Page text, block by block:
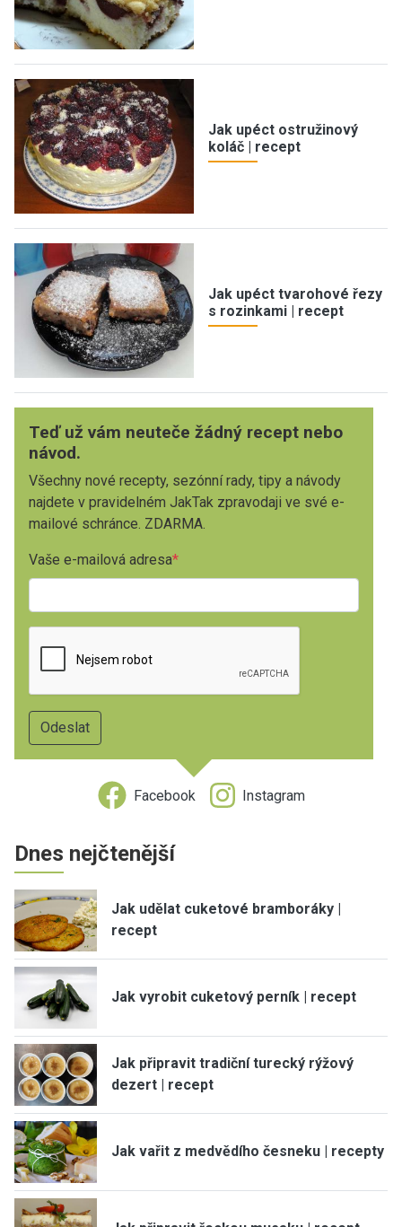
Jak upéct ostružinový
koláč | recept
Jak upéct tvarohové řezy
s rozinkami | recept
Teď už vám neuteče žádný recept nebo
návod.
Všechny nové recepty, sezónní rady, tipy a návody
najdete v pravidelném JakTak zpravodaji ve své e-
mailové schránce. ZDARMA.
Vaše e-mailová adresa
Facebook Instagram
Dnes nejčtenější
Jak udělat cuketové bramboráky |
recept
Jak vyrobit cuketový perník | recept
Jak připravit tradiční turecký rýžový
dezert | recept
Jak vařit z medvědího česneku | recepty